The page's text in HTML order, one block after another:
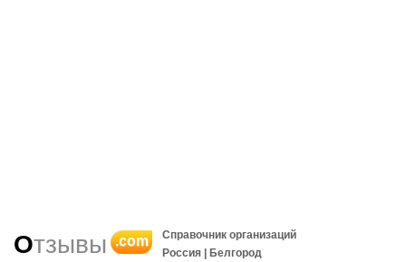
Отзывы .com
Справочник организаций
Россия | Белгород